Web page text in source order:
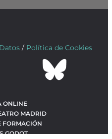
/ Política de Cookies
ONLINE
MADRID
FORMACIÓN
GODOT